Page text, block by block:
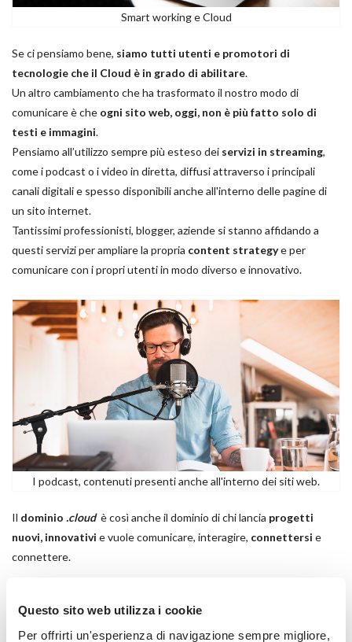
Questo sito web utilizza i cookie
Per offrirti un'esperienza di navigazione sempre migliore,
Smart working e Cloud
Se ci pensiamo bene, siamo tutti utenti e promotori di
tecnologie che il Cloud è in grado di abilitare.
Un altro cambiamento che ha trasformato il nostro modo di
comunicare è che ogni sito web, oggi, non è più fatto solo di
testi e immagini.
Pensiamo all’utilizzo sempre più esteso dei servizi in streaming,
come i podcast o i video in diretta, diffusi attraverso i principali
canali digitali e spesso disponibili anche all'interno delle pagine di
un sito internet.
Tantissimi professionisti, blogger, aziende si stanno affidando a
questi servizi per ampliare la propria content strategye per
comunicare con i propri utenti in modo diverso e innovativo.
I podcast, contenuti presenti anche all'interno dei siti web.
Il dominio .cloud è così anche il dominio di chi lancia progetti
nuovi, innovativi e vuole comunicare, interagire, connettersi e
connettere.
tuo blog e della tua attività puòaccrescere la tua reputazione
far capire immediatamente che: